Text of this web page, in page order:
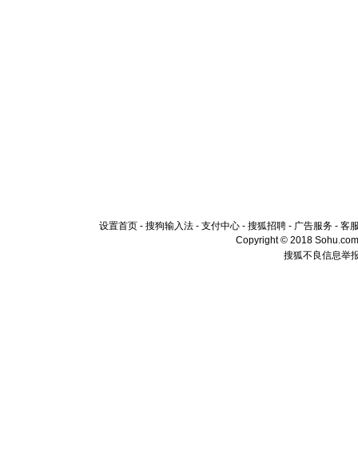
设置首页 - 搜狗输入法 - 支付中心 - 搜狐招聘 - 广告服务 - 客
Copyright © 2018
搜狐不良信息举